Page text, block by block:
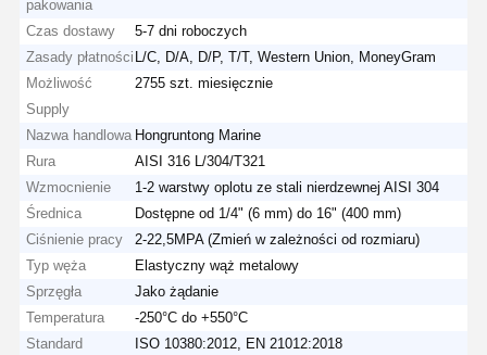
pakowania
Czas dostawy
5-7 dni roboczych
Zasady płatności L/C, D/A, D/P, T/T, Western Union, MoneyGram
Możliwość
Supply
2755 szt. miesięcznie
Nazwa handlowa Hongruntong Marine
Rura
AISI 316 L/304/T321
Wzmocnienie
1-2 warstwy oplotu ze stali nierdzewnej AISI 304
Średnica
Dostępne od 1/4" (6 mm) do 16" (400 mm)
Ciśnienie pracy
2-22,5MPA (Zmień w zależności od rozmiaru)
Typ węża
Elastyczny wąż metalowy
Sprzęgła
Jako żądanie
Temperatura
-250°C do +550°C
Standard
ISO 10380:2012, EN 21012:2018